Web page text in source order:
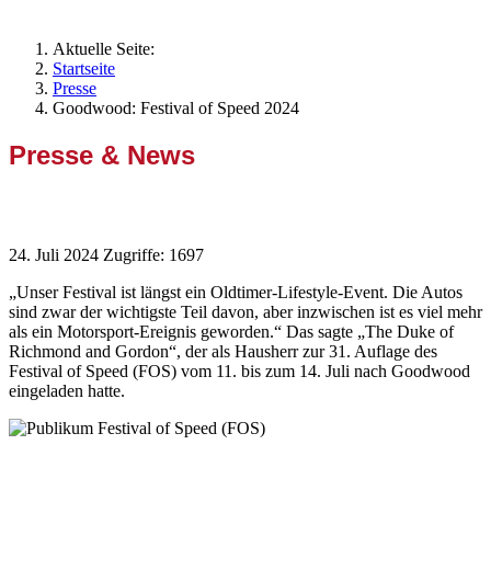
Aktuelle Seite:
Startseite
Presse
Goodwood: Festival of Speed 2024
Presse & News
24. Juli 2024 Zugriffe: 1697
„Unser Festival ist längst ein Oldtimer-Lifestyle-Event. Die Autos
sind zwar der wichtigste Teil davon, aber inzwischen ist es viel mehr
als ein Motorsport-Ereignis geworden.“ Das sagte „The Duke of
Richmond and Gordon“, der als Hausherr zur 31. Auflage des
Festival of Speed (FOS) vom 11. bis zum 14. Juli nach Goodwood
eingeladen hatte.